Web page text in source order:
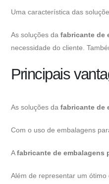
Uma característica das
As soluções da fabricante de
necessidade do cliente.
Principais
As soluções da fabricante de
Com o uso de embalagens
Afabricante de embalagens
Além de representar um